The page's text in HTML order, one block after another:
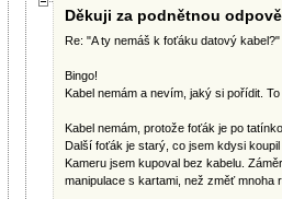
Děkuji za podnětnou
Re: "A ty nemáš k foťáku datový kabel?"
Bingo!
Kabel nemám a nevím, jaký si pořídit.
Kabel nemám, protože foťák je po
Další foťák je starý, co jsem kdysi
Kameru jsem kupoval bez kabelu.
manipulace s kartami, než změť mnoha